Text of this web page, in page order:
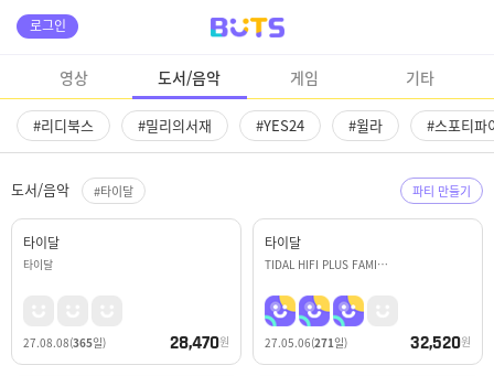
로그인
영상 도서/음악 게임 기타
#리디북스 #밀리의서재 #YES24 #윌라 #스포티파
도서/음악 #타이달 파티 만들기
타이달
타이달
27.08.08(365일) 28,470원
타이달
TIDAL HIFI PLUS FAMI…
27.05.06(271일) 32,520원